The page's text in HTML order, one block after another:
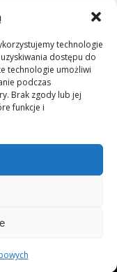
technologie
dostępu do
technologie umożliwi
podczas
Brak zgody lub jej
funkcje i
osobowych